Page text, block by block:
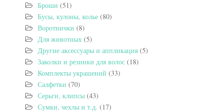
Броши (51)
Бусы, кулоны, колье (80)
Воротнички (8)
Для животных (5)
Другие аксессуары и аппликация (5)
Заколки и резинки для волос (18)
Комплекты украшений (33)
Салфетки (70)
Серьги, клипсы (43)
Сумки, чехлы и т.д. (17)